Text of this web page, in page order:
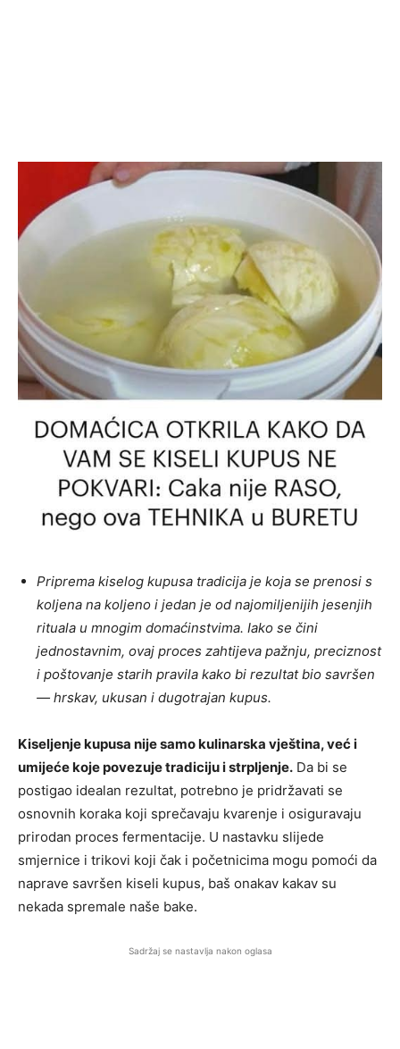
Priprema kiselog kupusa tradicija je koja se prenosi s
koljena na koljeno i jedan je od najomiljenijih jesenjih
rituala u mnogim domaćinstvima. Iako se čini
jednostavnim, ovaj proces zahtijeva pažnju, preciznost
i poštovanje starih pravila kako bi rezultat bio savršen
— hrskav, ukusan i dugotrajan kupus.
Kiseljenje kupusa nije samo kulinarska vještina, već i
umijeće koje povezuje tradiciju i strpljenje. Da bi se
postigao idealan rezultat, potrebno je pridržavati se
osnovnih koraka koji sprečavaju kvarenje i osiguravaju
prirodan proces fermentacije. U nastavku slijede
smjernice i trikovi koji čak i početnicima mogu pomoći da
naprave savršen kiseli kupus, baš onakav kakav su
nekada spremale naše bake.
Sadržaj se nastavlja nakon oglasa